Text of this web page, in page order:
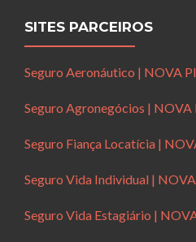
SITES PARCEIROS
Seguro Aeronáutico | NOVA
Seguro Agronegócios |
Seguro Fiança Locatícia |
Seguro Vida Individual |
Seguro Vida Estagiário |